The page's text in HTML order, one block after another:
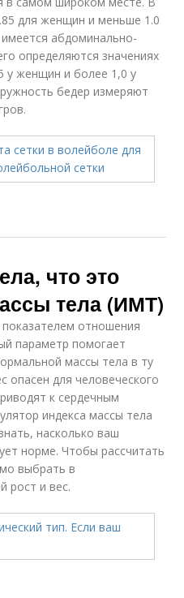
для женщин и меньше 1.0
абдоминально-
определяются значениях
женщин и более 1,0 у
бедер измеряют
что это
тела (ИМТ)
отношения
параметр помогает
массы тела в ту
опасен для человеческого
к сердечным
индекса массы тела
насколько ваш
норме. Чтобы рассчитать
выбрать в
рост и вес.